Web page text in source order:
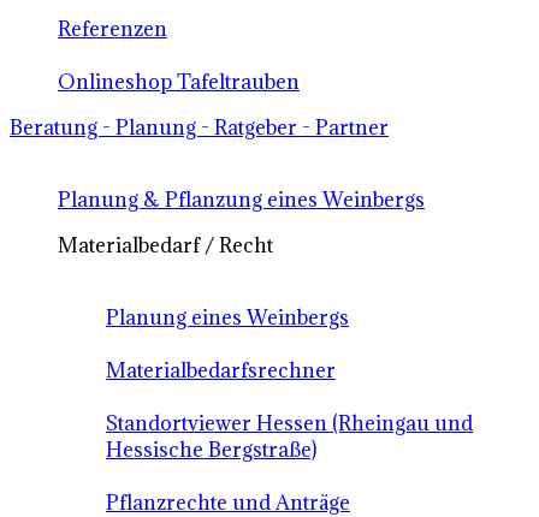
Referenzen
Onlineshop Tafeltrauben
Beratung - Planung - Ratgeber - Partner
Planung & Pflanzung eines Weinbergs
Materialbedarf / Recht
Planung eines Weinbergs
Materialbedarfsrechner
Standortviewer Hessen (Rheingau und
Hessische Bergstraße)
Pflanzrechte und Anträge